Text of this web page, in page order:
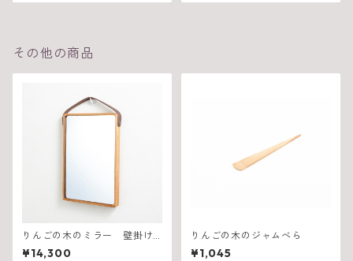
その他の商品
りんごの木のミラー 壁掛け
式 SHIRAKAMI sanchi
¥14,300
りんごの木のジャムべら
¥1,045